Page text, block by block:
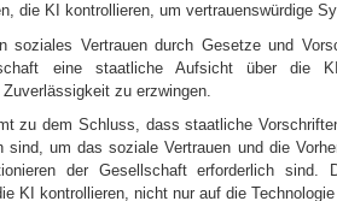
die KI kontrollieren, um vertrauenswürdige
soziales Vertrauen durch Gesetze und
eine staatliche Aufsicht über die
zu erzwingen.
zu dem Schluss, dass staatliche
sind, um das soziale Vertrauen und die
der Gesellschaft erforderlich sind.
KI kontrollieren, nicht nur auf die